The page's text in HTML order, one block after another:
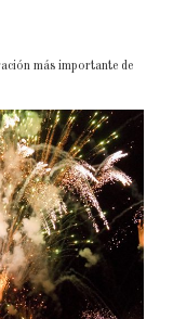
más importante de